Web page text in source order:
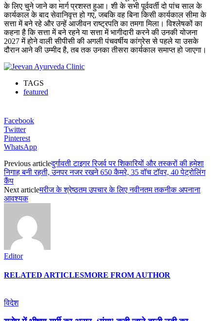
के लिए चुने जाने का मार्ग प्रशस्त हुआ। शी के सभी पूर्ववर्ती दो पांच साल के
कार्यकाल के बाद सेवानिवृत्त हो गए, जबकि वह बिना किसी कार्यकाल सीमा के
सत्ता में बने रहे और उन्हें आजीवन राष्ट्रपति का तमगा मिला। विश्लेषकों का
कहना है कि सत्ता में बने रहने या सत्ता में भागीदारी करने की उनकी योजना
2027 में होने वाली सीपीसी की अगली पंचवर्षीय कांग्रेस से पहले या उसके
दौरान आने की उम्मीद है, तब तक उनका तीसरा कार्यकाल समाप्त हो जाएगा।
TAGS
featured
Facebook
Twitter
Pinterest
WhatsApp
Previous articleदुर्गावती टाइगर रिजर्व पर शिकारियों और तस्करों की हमेशा
निगाह बनी रहती, उनपर नजर रखने 650 कैमरे, 35 वॉच टॉवर, 40 पेट्रोलिंग
कैंप
Next articleमरीज के श्रेष्ठतम उपचार के लिए नवीनतम तकनीक अपनाना
आवश्यक
Editor
RELATED ARTICLESMORE FROM AUTHOR
विदेश